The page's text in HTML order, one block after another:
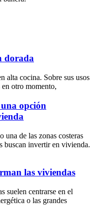
dorada
alta cocina. Sobre sus usos
en otro momento,
opción
una de las zonas costeras
buscan invertir en vivienda.
las viviendas
suelen centrarse en el
o las grandes